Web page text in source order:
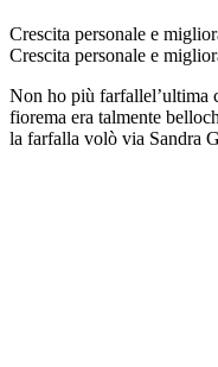
Crescita personale e
Crescita personale e
Non ho più farfallel’ultima
fiorema era talmente
la farfalla volò via Sandra